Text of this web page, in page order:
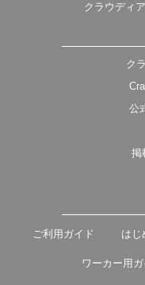
クラウディ
ク
公
掲
ご利用ガイド はじ
ワーカー用ガ